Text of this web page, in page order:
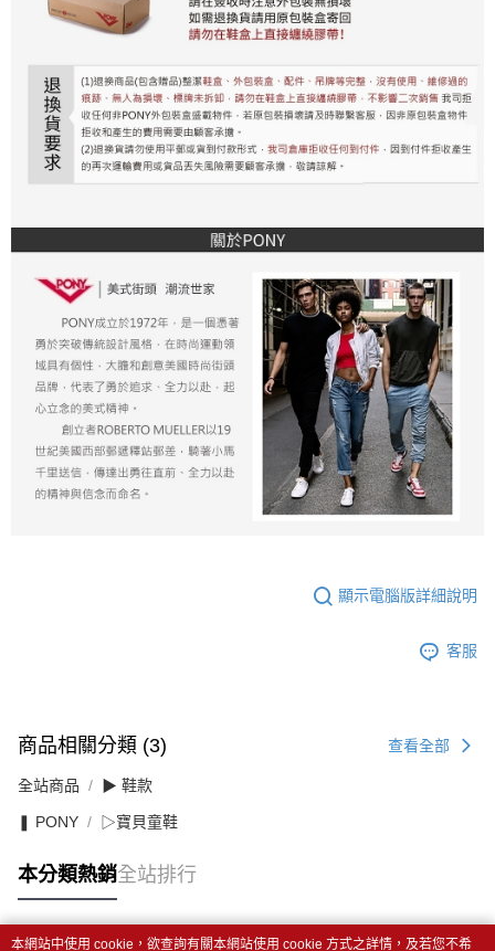
顯示電腦版詳細說明
客服
商品相關分類 (3) 查看全部
全站商品 ▶ 鞋款
❚ PONY ▷寶貝童鞋
本分類熱銷全站排行
本網站中使用 cookie，欲查詢有關本網站使用 cookie 方式之詳情，及若您不希